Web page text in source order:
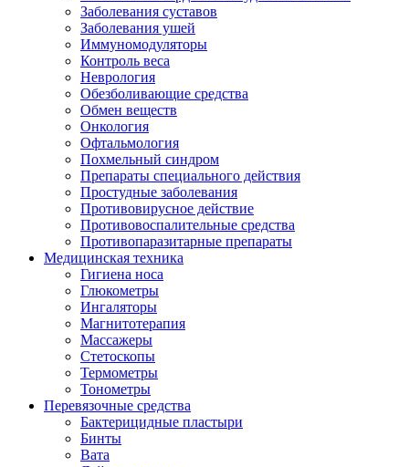
Заболевания суставов
Заболевания ушей
Иммуномодуляторы
Контроль веса
Неврология
Обезболивающие средства
Обмен веществ
Онкология
Офтальмология
Похмельный синдром
Препараты специального действия
Простудные заболевания
Противовирусное действие
Противовоспалительные средства
Противопаразитарные препараты
Медицинская техника
Гигиена носа
Глюкометры
Ингаляторы
Магнитотерапия
Массажеры
Стетоскопы
Термометры
Тонометры
Перевязочные средства
Бактерицидные пластыри
Бинты
Вата